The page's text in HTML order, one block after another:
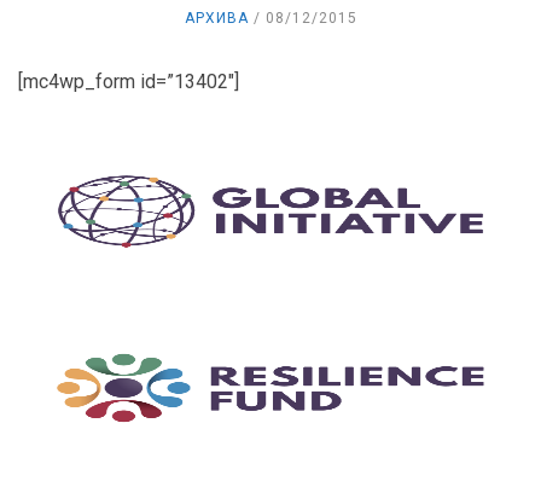
АРХИВА 08/12/2015
[mc4wp_form id=”13402″]